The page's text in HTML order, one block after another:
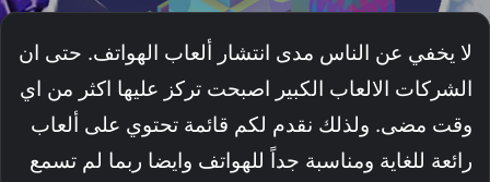
لا يخفي عن الناس مدى انتشار ألعاب الهواتف. حتى ان
الشركات الالعاب الكبير اصبحت تركز عليها اكثر من اي
وقت مضى. ولذلك نقدم لكم قائمة تحتوي على ألعاب
رائعة للغاية ومناسبة جداً للهواتف وايضا ربما لم تسمع